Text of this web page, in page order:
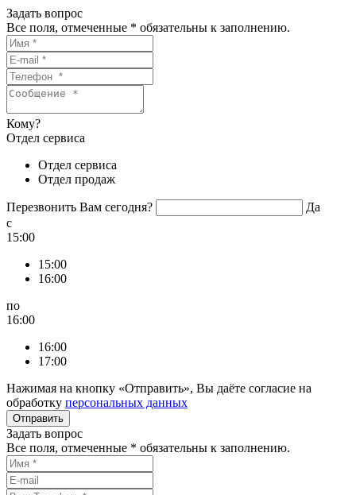
Задать вопрос
Все поля, отмеченные * обязательны к заполнению.
Кому?
Отдел сервиса
Отдел сервиса
Отдел продаж
Перезвонить Вам сегодня?
Да
c
15:00
15:00
16:00
по
16:00
16:00
17:00
Нажимая на кнопку «Отправить», Вы даёте согласие на
обработку персональных данных
Задать вопрос
Все поля, отмеченные * обязательны к заполнению.